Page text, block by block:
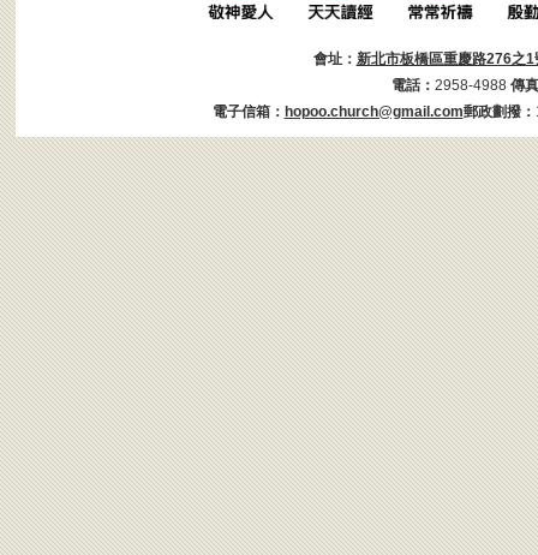
會址： 新北市板橋區重慶路276之1
電話： 2958-4988 傳
電子信箱： hopoo.church@gmail.com郵政劃撥：